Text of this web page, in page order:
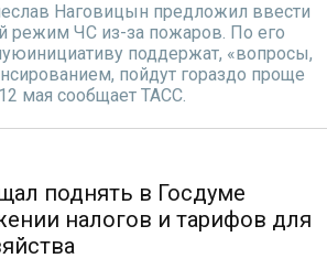
Наговицын предложил ввести
режим ЧС из-за пожаров. По его
поддержат, «вопросы,
пойдут гораздо проще
мая сообщает ТАСС.
поднять в Госдуме
налогов и тарифов для